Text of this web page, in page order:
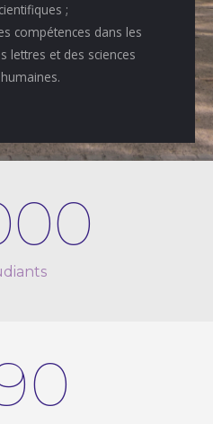
;
compétences dans les
lettres et des sciences
humaines.